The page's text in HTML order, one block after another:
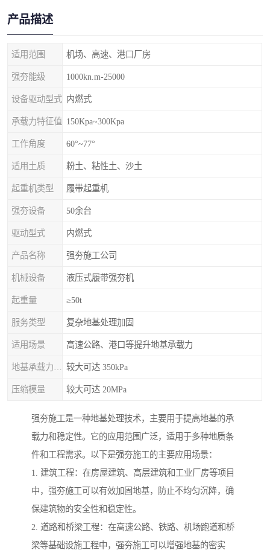
产品描述
适用范围 机场、高速、港口厂房
强夯能级 1000kn.m-25000
设备驱动型式 内燃式
承载力特征值 150Kpa~300Kpa
工作角度 60°~77°
适用土质 粉土、粘性土、沙土
起重机类型 履带起重机
强夯设备 50余台
驱动型式 内燃式
产品名称 强夯施工公司
机械设备 液压式履带强夯机
起重量 ≥50t
服务类型 复杂地基处理加固
适用场景 高速公路、港口等提升地基承载力
较大可达 350kPa
压缩模量 较大可达 20MPa
强夯施工是一种地基处理技术，主要用于提高地基的承
载力和稳定性。它的应用范围广泛，适用于多种地质条
件和工程需求。以下是强夯施工的主要应用场景：
1. 建筑工程：在房屋建筑、高层建筑和工业厂房等项目
中，强夯施工可以有效加固地基，防止不均匀沉降，确
保建筑物的安全性和稳定性。
2. 道路和桥梁工程：在高速公路、铁路、机场跑道和桥
梁等基础设施工程中，强夯施工可以增强地基的密实